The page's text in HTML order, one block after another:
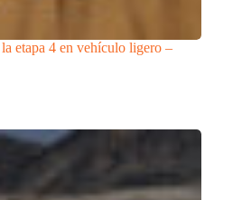
etapa 4 en vehículo ligero –